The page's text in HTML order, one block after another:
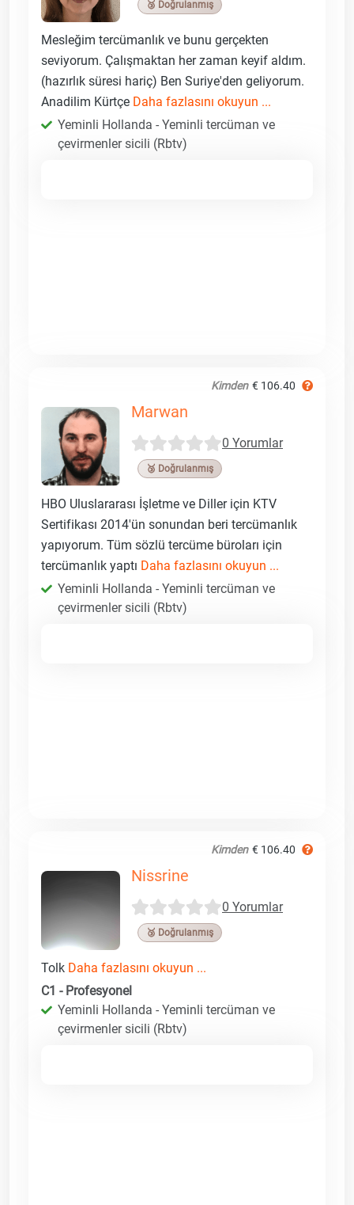
🥉 Doğrulanmış
Mesleğim tercümanlık ve bunu gerçekten
seviyorum. Çalışmaktan her zaman keyif aldım.
(hazırlık süresi hariç) Ben Suriye'den geliyorum.
Anadilim Kürtçe Daha fazlasını okuyun ...
Yeminli Hollanda - Yeminli tercüman ve
çevirmenler sicili (Rbtv)
Kimden € 106.40
Marwan
0 Yorumlar
🥉 Doğrulanmış
HBO Uluslararası İşletme ve Diller için KTV
Sertifikası 2014'ün sonundan beri tercümanlık
yapıyorum. Tüm sözlü tercüme büroları için
tercümanlık yaptı Daha fazlasını okuyun ...
Yeminli Hollanda - Yeminli tercüman ve
çevirmenler sicili (Rbtv)
Kimden € 106.40
Nissrine
0 Yorumlar
🥉 Doğrulanmış
Tolk Daha fazlasını okuyun ...
C1 - Profesyonel
Yeminli Hollanda - Yeminli tercüman ve
çevirmenler sicili (Rbtv)